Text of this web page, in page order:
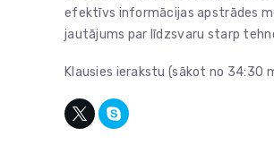
efektīvs informācijas apstrādes
jautājums par līdzsvaru starp
Klausies ierakstu (sākot no 34:30